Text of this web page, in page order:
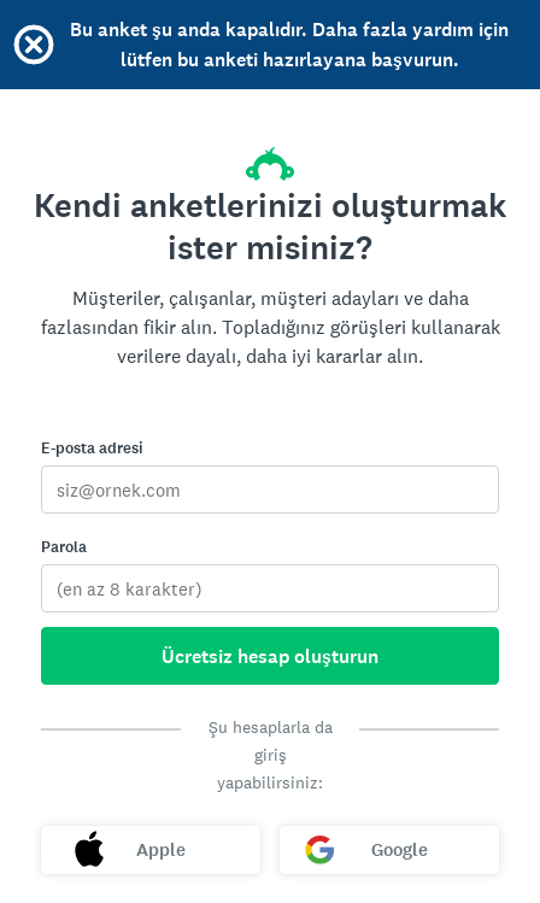
Bu anket şu anda kapalıdır. Daha fazla yardım için
lütfen bu anketi hazırlayana başvurun.
Kendi anketlerinizi oluşturmak
ister misiniz?
Müşteriler, çalışanlar, müşteri adayları ve daha
fazlasından fikir alın. Topladığınız görüşleri kullanarak
verilere dayalı, daha iyi kararlar alın.
E-posta adresi
Parola
Ücretsiz hesap oluşturun
Şu hesaplarla da
giriş
yapabilirsiniz:
Apple Google